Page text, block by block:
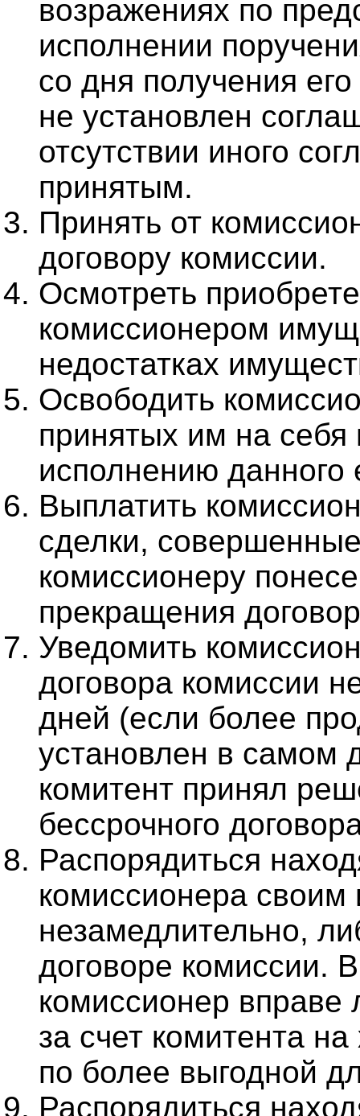
возражениях по
исполнении
со дня получения
не установлен
отсутствии иного
принятым.
Принять от
договору комиссии.
Осмотреть
комиссионером
недостатках
Освободить
принятых им на
исполнению данного
Выплатить
сделки,
комиссионеру
прекращения
Уведомить
договора комиссии
дней (если более
установлен в самом
комитент принял
бессрочного
Распорядиться
комиссионера
незамедлительно,
договоре комиссии.
комиссионер вправе
за счет комитента
по более выгодной
Распорядиться